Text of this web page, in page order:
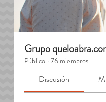
Grupo
Público · 76 miembros
Discusión